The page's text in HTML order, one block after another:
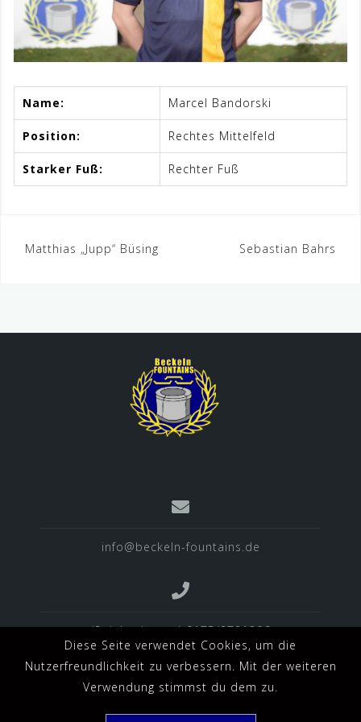
Name: Marcel Bandorski
Position: Rechtes Mittelfeld
Starker Fuß: Rechter Fuß
Beitrags-
Matthias „Jupp“ Büsing Sebastian Bahrs
info@beckeln-fountains.de
(Spielverlegung) 0175/2721306
Diese Seite verwendet Cookies, um die
Nutzerfreundlichkeit zu verbessern. Mit der weiteren
Verwendung stimmst du dem zu.